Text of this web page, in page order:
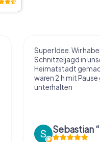
Super Idee. Wir
Schnitzeljagd in
Heimatstadt
waren 2 h mit
unterhalten